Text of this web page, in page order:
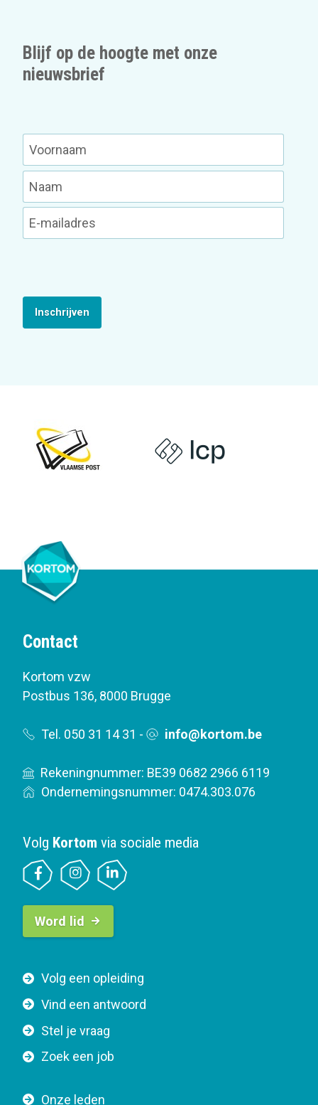
Blijf op de hoogte met onze
nieuwsbrief
Inschrijven
Contact
Kortom vzw
Postbus 136, 8000 Brugge
Tel. 050 31 14 31 - info@kortom.be
Rekeningnummer: BE39 0682 2966 6119
Ondernemingsnummer: 0474.303.076
F
o
t
e
Volg een opleiding
Vind een antwoord
Stel je vraag
Zoek een job
Onze leden
Volg Kortom via sociale media
B
t
o
n
a
v
g
Word lid